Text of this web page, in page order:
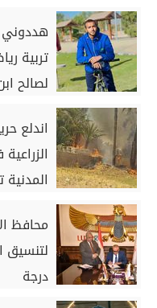
تربية
لصالح
اندلع
محافظ
درجة